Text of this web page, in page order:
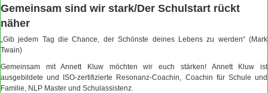
Gemeinsam sind wir stark/Der Schulstart rückt
näher
„Gib jedem Tag die Chance, der Schönste deines Lebens zu werden“ (Mark
Twain)
Gemeinsam mit Annett Kluw möchten wir euch stärken! Annett Kluw ist
ausgebildete und ISO-zertifizierte Resonanz-Coachin, Coachin für Schule und
Familie, NLP Master und Schulassistenz.